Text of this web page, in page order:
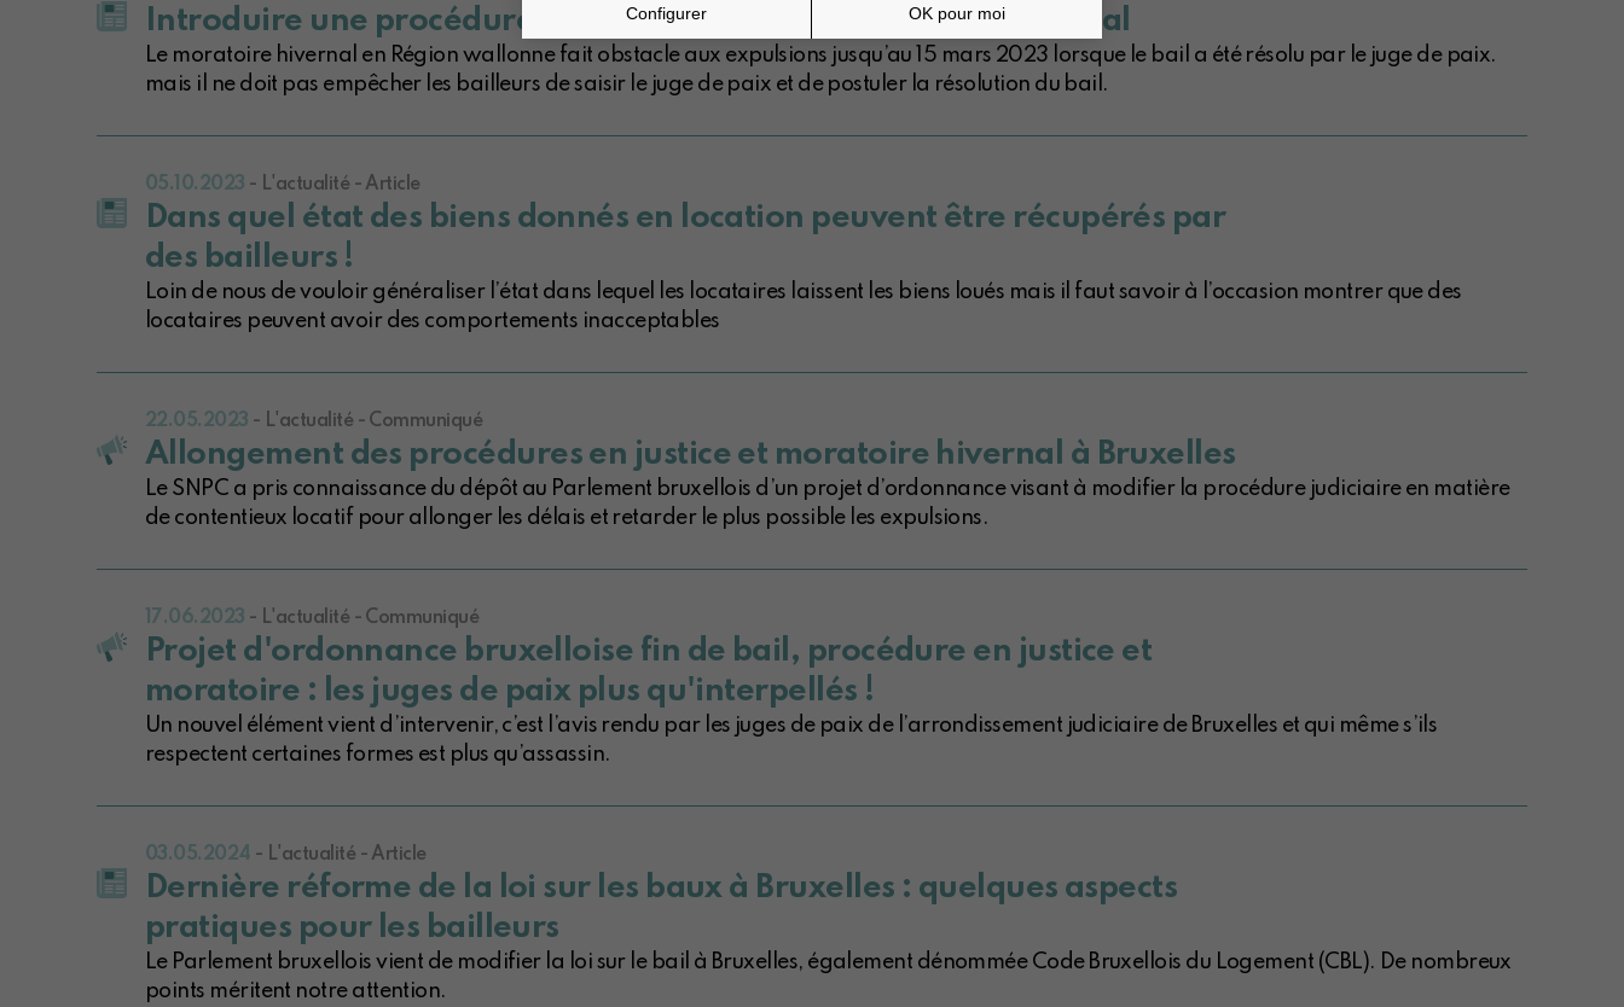
Introduire une procédure judiciaire malgré le moratoire hivernal
Le moratoire hivernal en Région wallonne fait obstacle aux expulsions jusqu’au 15 mars 2023 lorsque le bail a été résolu par le juge de paix.
mais il ne doit pas empêcher les bailleurs de saisir le juge de paix et de postuler la résolution du bail.
05.10.2023 - L'actualité - Article
Dans quel état des biens donnés en location peuvent être récupérés par
des bailleurs !
Loin de nous de vouloir généraliser l’état dans lequel les locataires laissent les biens loués mais il faut savoir à l’occasion montrer que des
locataires peuvent avoir des comportements inacceptables
22.05.2023 - L'actualité - Communiqué
Allongement des procédures en justice et moratoire hivernal à Bruxelles
Le SNPC a pris connaissance du dépôt au Parlement bruxellois d’un projet d’ordonnance visant à modifier la procédure judiciaire en matière
de contentieux locatif pour allonger les délais et retarder le plus possible les expulsions.
17.06.2023 - L'actualité - Communiqué
Projet d'ordonnance bruxelloise fin de bail, procédure en justice et
moratoire : les juges de paix plus qu'interpellés !
Un nouvel élément vient d’intervenir, c’est l’avis rendu par les juges de paix de l’arrondissement judiciaire de Bruxelles et qui même s’ils
respectent certaines formes est plus qu’assassin.
03.05.2024 - L'actualité - Article
Dernière réforme de la loi sur les baux à Bruxelles : quelques aspects
pratiques pour les bailleurs
Le Parlement bruxellois vient de modifier la loi sur le bail à Bruxelles, également dénommée Code Bruxellois du Logement (CBL). De nombreux
points méritent notre attention.